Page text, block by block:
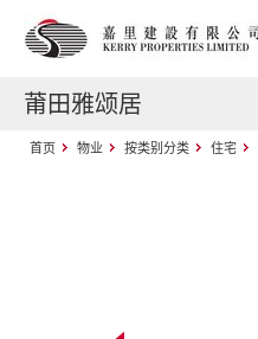
莆田雅颂居
首页 物业 按类别分类 住宅